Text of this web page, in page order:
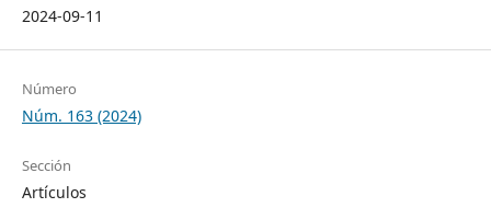
2024-09-11
Número
Núm. 163 (2024)
Sección
Artículos